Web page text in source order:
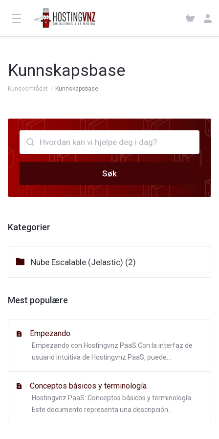
Kunnskapsbase
Kundeområdet Kunnskapsbase
Søk
Kategorier
Nube Escalable (Jelastic) (2)
Mest populære
Empezando
Empezando con Hostingvnz PaaS Con la interfaz de
usuario intuitiva de Hostingvnz PaaS, puede...
Conceptos básicos y terminología
Hostingvnz PaaS: Conceptos básicos y terminología
Este documento representa una descripción...